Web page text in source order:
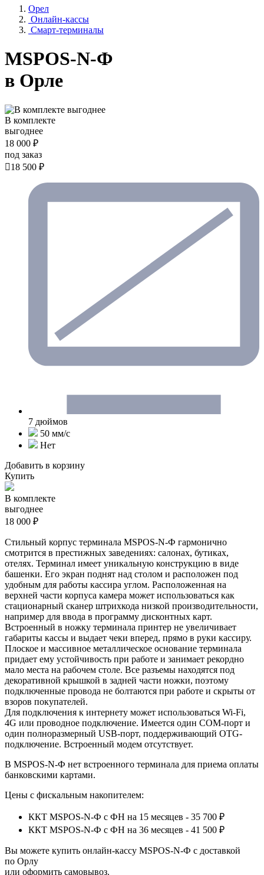
Орел
Онлайн-кассы
Смарт-терминалы
MSPOS-N-Ф
в Орле
В комплекте
выгоднее
18 000 ₽
под заказ
18 500 ₽
7 дюймов
50 мм/c
Нет
Добавить в корзину
Купить
В комплекте
выгоднее
18 000 ₽
Стильный корпус терминала MSPOS-N-Ф гармонично
смотрится в престижных заведениях: салонах, бутиках,
отелях. Терминал имеет уникальную конструкцию в виде
башенки. Его экран поднят над столом и расположен под
удобным для работы кассира углом. Расположенная на
верхней части корпуса камера может использоваться как
стационарный сканер штрихкода низкой производительности,
например для ввода в программу дисконтных карт.
Встроенный в ножку терминала принтер не увеличивает
габариты кассы и выдает чеки вперед, прямо в руки кассиру.
Плоское и массивное металлическое основание терминала
придает ему устойчивость при работе и занимает рекордно
мало места на рабочем столе. Все разъемы находятся под
декоративной крышкой в задней части ножки, поэтому
подключенные провода не болтаются при работе и скрыты от
взоров покупателей.
Для подключения к интернету может использоваться Wi-Fi,
4G или проводное подключение. Имеется один COM-порт и
один полноразмерный USB-порт, поддерживающий OTG-
подключение. Встроенный модем отсутствует.
В MSPOS-N-Ф нет встроенного терминала для приема оплаты
банковскими картами.
Цены с фискальным накопителем:
ККТ MSPOS-N-Ф с ФН на 15 месяцев - 35 700 ₽
ККТ MSPOS-N-Ф с ФН на 36 месяцев - 41 500 ₽
Вы можете купить онлайн‑кассу MSPOS-N-Ф с доставкой
по Орлу
или оформить самовывоз.